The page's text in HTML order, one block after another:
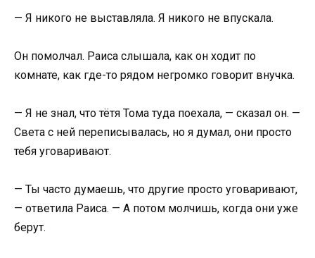
— Я никого не выставляла. Я никого не впускала.
Он помолчал. Раиса слышала, как он ходит по
комнате, как где-то рядом негромко говорит внучка.
— Я не знал, что тётя Тома туда поехала, — сказал он. —
Света с ней переписывалась, но я думал, они просто
тебя уговаривают.
— Ты часто думаешь, что другие просто уговаривают,
— ответила Раиса. — А потом молчишь, когда они уже
берут.